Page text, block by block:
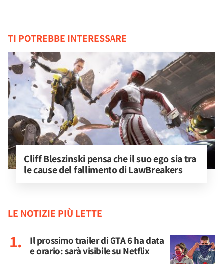
TI POTREBBE INTERESSARE
Cliff Bleszinski pensa che il suo ego sia tra
le cause del fallimento di LawBreakers
LE NOTIZIE PIÙ LETTE
Il prossimo trailer di GTA 6 ha data
e orario: sarà visibile su Netflix